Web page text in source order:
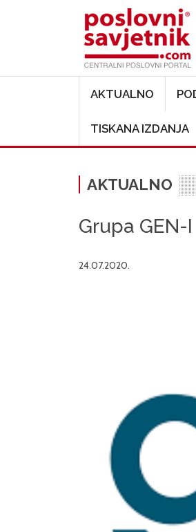
AKTUALNO
TISKANA IZDANJA
AKTUALNO
Grupa
24.07.2020.